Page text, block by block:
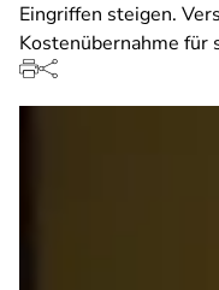
Eingriffen steigen.
Kostenübernahme für